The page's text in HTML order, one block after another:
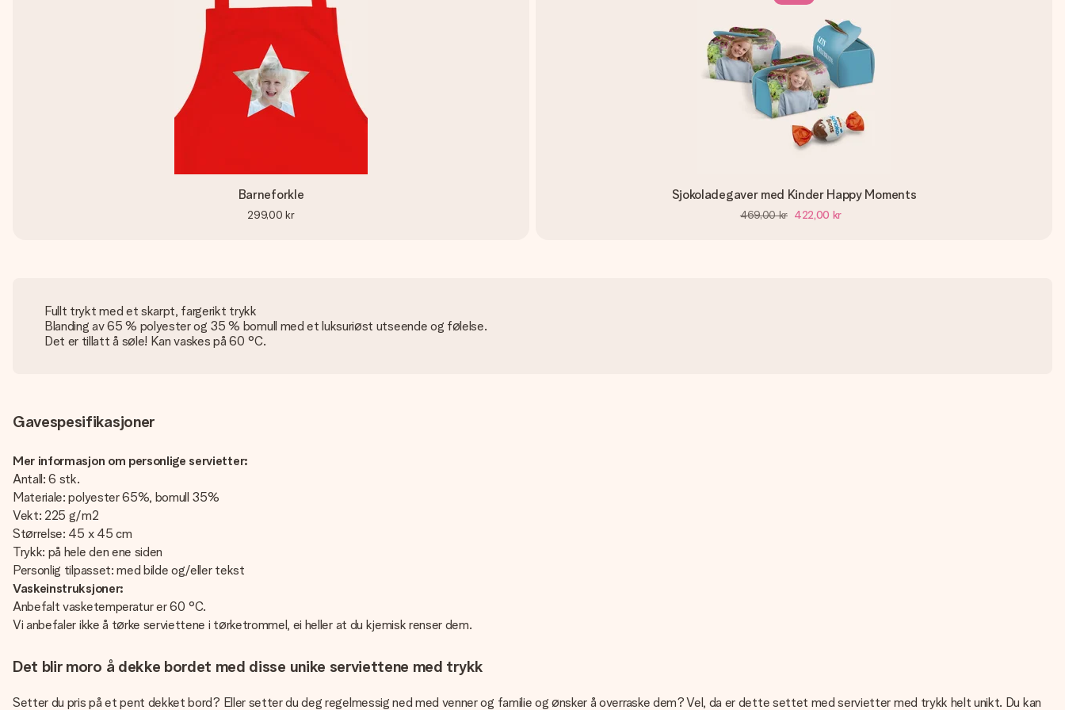
Barneforkle
299,00 kr
Sjokoladegaver med Kinder Happy Moments
469,00 kr 422,00 kr
Fullt trykt med et skarpt, fargerikt trykk
Blanding av 65 % polyester og 35 % bomull med et luksuriøst utseende og følelse.
Det er tillatt å søle! Kan vaskes på 60 °C.
Gavespesifikasjoner
Mer informasjon om personlige servietter:
Antall: 6 stk.
Materiale: polyester 65%, bomull 35%
Vekt: 225 g/m2
Størrelse: 45 x 45 cm
Trykk: på hele den ene siden
Personlig tilpasset: med bilde og/eller tekst
Vaskeinstruksjoner:
Anbefalt vasketemperatur er 60 °C.
Vi anbefaler ikke å tørke serviettene i tørketrommel, ei heller at du kjemisk renser dem.
Det blir moro å dekke bordet med disse unike serviettene med trykk
Setter du pris på et pent dekket bord? Eller setter du deg regelmessig ned med venner og familie og ønsker å overraske dem? Vel, da er dette settet med servietter med trykk helt unikt. Du kan